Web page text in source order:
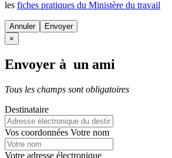
les fiches pratiques du Ministère du travail
Annuler
×
Envoyer à un ami
Tous les champs sont obligatoires
Destinataire
Vos coordonnées Votre nom
Votre adresse électronique